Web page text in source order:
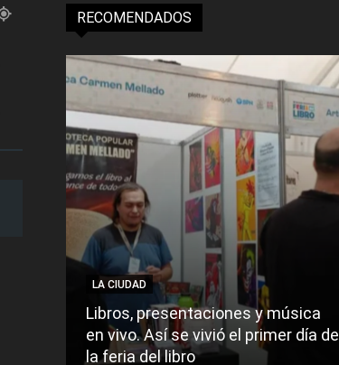
RECOMENDADOS
LA CIUDAD
Libros, presentaciones y música
en vivo. Así se vivió el primer día de
la feria del libro